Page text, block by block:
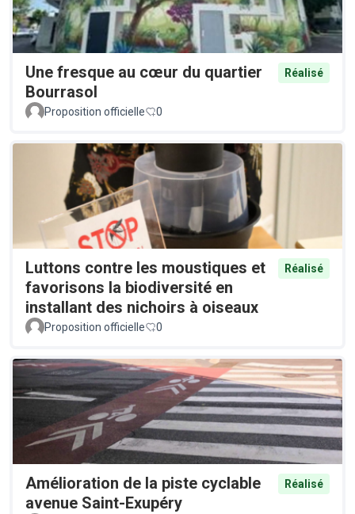
Une fresque au cœur du quartier
Bourrasol
Réalisé
Proposition officielle 0
Luttons contre les moustiques et
favorisons la biodiversité en
installant des nichoirs à oiseaux
Réalisé
Proposition officielle 0
Amélioration de la piste cyclable
avenue Saint-Exupéry
Réalisé